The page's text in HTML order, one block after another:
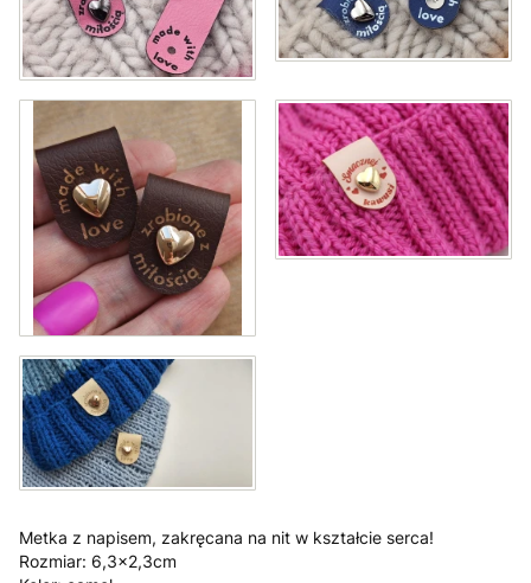
Metka z napisem, zakręcana na nit w kształcie serca!
Rozmiar: 6,3x2,3cm